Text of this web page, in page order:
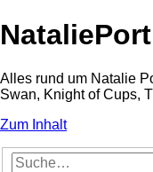
Alles rund um Natalie
Swan, Knight of Cups,
Zum Inhalt